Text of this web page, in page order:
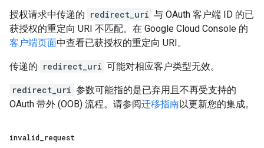
授权请求中传递的 redirect_uri 与 OAuth 客户端 ID 的已
获授权的重定向 URI 不匹配。在 Google Cloud Console 的
客户端页面中查看已获授权的重定向 URI。
传递的 redirect_uri 可能对相应客户类型无效。
redirect_uri 参数可能指的是已弃用且不再受支持的
OAuth 带外 (OOB) 流程。请参阅迁移指南以更新您的集成。
invalid request